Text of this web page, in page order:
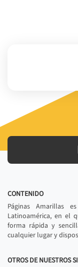
CONTENIDO
Páginas Amarillas
Latinoamérica, en el
forma rápida y
cualquier lugar y
OTROS DE NUESTROS